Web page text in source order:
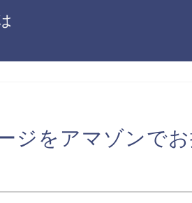
ジをアマゾンで